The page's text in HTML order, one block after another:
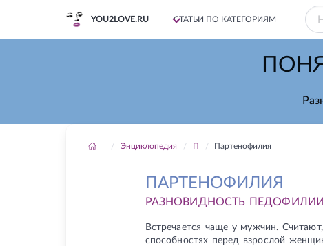
YOU2LOVE.RU СТАТЬИ ПО КАТЕГОРИЯМ
Энциклопедия П Партенофилия
ПАРТЕНОФИЛИЯ
РАЗНОВИДНОСТЬ
Встречается чаще у мужчин.
способностях перед взрослой